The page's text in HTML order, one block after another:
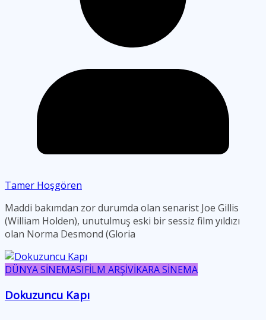
Tamer Hoşgören
Maddi bakımdan zor durumda olan senarist Joe Gillis
(William Holden), unutulmuş eski bir sessiz film yıldızı
olan Norma Desmond (Gloria
DÜNYA SİNEMASIFİLM ARŞİVİKARA SİNEMA
Dokuzuncu Kapı